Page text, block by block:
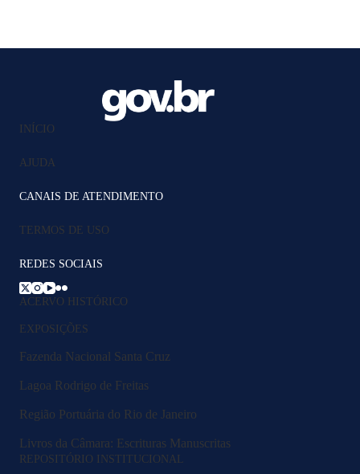
INÍCIO
AJUDA
CANAIS DE ATENDIMENTO
TERMOS DE USO
REDES SOCIAIS
ACERVO HISTÓRICO
EXPOSIÇÕES
Fazenda Nacional Santa Cruz
Lagoa Rodrigo de Freitas
Região Portuária do Rio de Janeiro
Livros da Câmara: Escrituras Manuscritas
REPOSITÓRIO INSTITUCIONAL